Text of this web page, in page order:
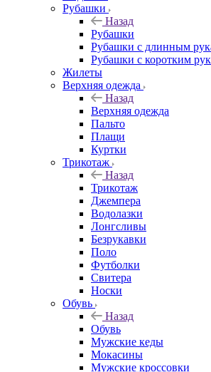
Рубашки
Назад
Рубашки
Рубашки с длинным
Рубашки с коротким
Жилеты
Верхняя одежда
Назад
Верхняя одежда
Пальто
Плащи
Куртки
Трикотаж
Назад
Трикотаж
Джемпера
Водолазки
Лонгсливы
Безрукавки
Поло
Футболки
Свитера
Носки
Обувь
Назад
Обувь
Мужские кеды
Мокасины
Мужские кроссовки